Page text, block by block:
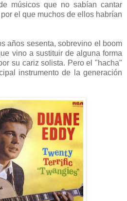
músicos que no sabían cantar
el que muchos de ellos habrían
años sesenta, sobrevino el boom
vino a sustituir de alguna forma
su cariz solista. Pero el "hacha"
instrumento de la generación